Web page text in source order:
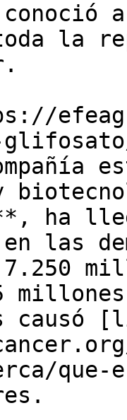
la
ha
las
causó